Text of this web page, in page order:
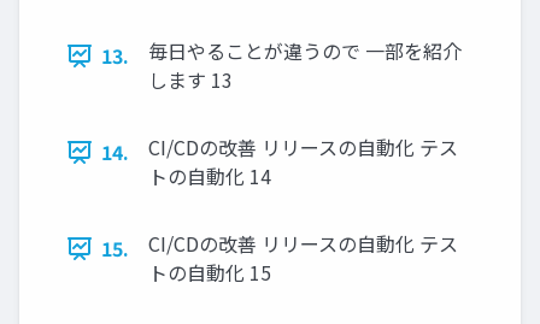
13.
毎日やることが違うので 一部を紹介
します 13
14.
CI/CDの改善 リリースの自動化 テス
トの自動化 14
15.
CI/CDの改善 リリースの自動化 テス
トの自動化 15